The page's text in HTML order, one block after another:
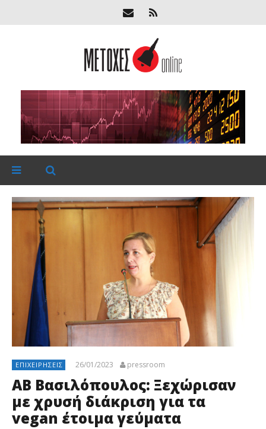
ΕΠΙΧΕΙΡΉΣΕΙΣ 26/01/2023 pressroom
ΑΒ Βασιλόπουλος: Ξεχώρισαν
με χρυσή διάκριση για τα
vegan έτοιμα γεύματα